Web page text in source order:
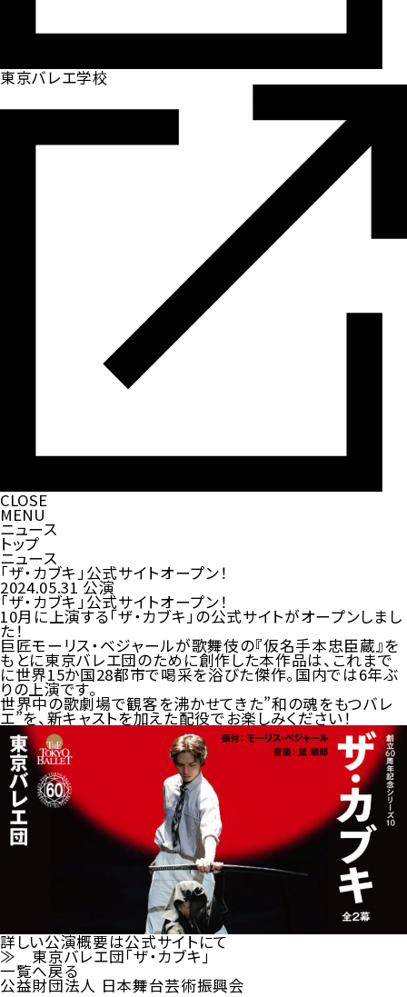
東京バレエ学校
CLOSE
MENU
ニュース
トップ
ニュース
「ザ・カブキ」公式サイトオープン！
2024.05.31 公演
「ザ・カブキ」公式サイトオープン！
10月に上演する「ザ・カブキ」の公式サイトがオープンしまし
た！
巨匠モーリス・ベジャールが歌舞伎の『仮名手本忠臣蔵』を
もとに東京バレエ団のために創作した本作品は、これまで
に世界15か国28都市で喝采を浴びた傑作。国内では6年ぶ
りの上演です。
世界中の歌劇場で観客を沸かせてきた”和の魂をもつバレ
エ”を、新キャストを加えた配役でお楽しみください！
詳しい公演概要は公式サイトにて
≫ 東京バレエ団「ザ・カブキ」
一覧へ戻る
公益財団法人 日本舞台芸術振興会